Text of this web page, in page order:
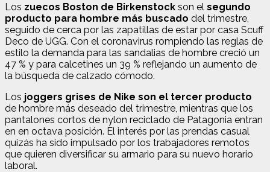
Los zuecos Boston de Birkenstock son el segundo
producto para hombre más buscado del trimestre,
seguido de cerca por las zapatillas de estar por casa Scuff
Deco de UGG. Con el coronavirus rompiendo las reglas de
estilo la demanda para las sandalias de hombre creció un
47 % y para calcetines un 39 % reflejando un aumento de
la búsqueda de calzado cómodo.
Los joggers grises de Nike son el tercer producto
de hombre más deseado del trimestre, mientras que los
pantalones cortos de nylon reciclado de Patagonia entran
en en octava posición. El interés por las prendas casual
quizás ha sido impulsado por los trabajadores remotos
que quieren diversificar su armario para su nuevo horario
laboral.